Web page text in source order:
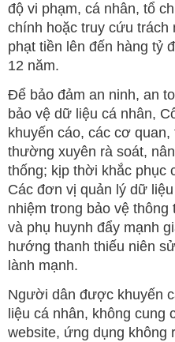
độ vi phạm, cá nhân, tổ
chính hoặc truy cứu
phạt tiền lên đến hàng tỷ
12 năm.
Để bảo đảm an ninh, an
bảo vệ dữ liệu cá nhân,
khuyến cáo, các cơ
thường xuyên rà soát,
thống; kịp thời khắc phục
Các đơn vị quản lý dữ
nhiệm trong bảo vệ
và phụ huynh đẩy mạnh
hướng thanh thiếu niên
lành mạnh.
Người dân được khuyến
liệu cá nhân, không cung
website, ứng dụng không